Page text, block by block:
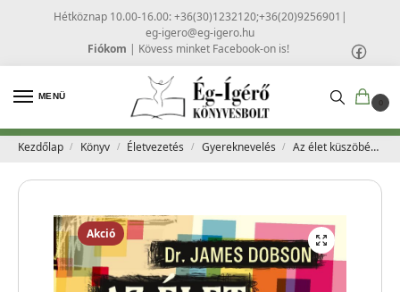
Hétköznap 10.00-16.00: +36(30)1232120;+36(20)9256901 |
eg-igero@eg-igero.hu
Fiókom | Kövess minket Facebook-on is!
MENÜ
0
Kezdőlap / Könyv / Életvezetés / Gyereknevelés / Az élet küszöbén – James, dr. Dobson
Akció